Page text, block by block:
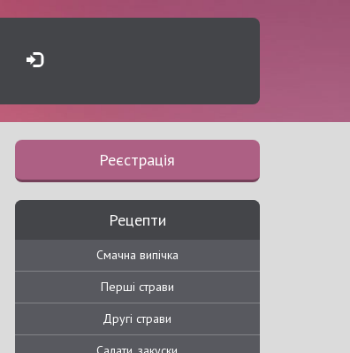
Реєстрація
Рецепти
Смачна випічка
Перші страви
Другі страви